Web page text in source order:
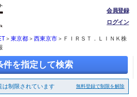
会員登録
ログイン
> 東京都> 西東京市> ＦＩＲＳＴ．ＬＩＮＫ株
件を指定して検索
は制限されています 無料登録で制限を解除